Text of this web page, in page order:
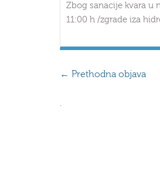
Zbog sanacije kvara u
11:00 h /zgrade iza
← Prethodna objava
.